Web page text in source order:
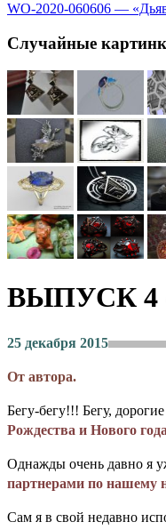
WO-2020-060606 —
Случайные
ВЫПУСК 4
25 декабря 2015
От автора.
Бегу-бегу!!! Бегу,
Рождества и Нового
Однажды очень давно я
партнерами по нашему
Сам я в свой недавно